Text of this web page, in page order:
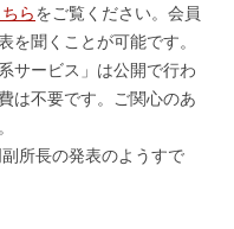
らをご覧ください。会員
を聞くことが可能です。
サービス」は公開で行わ
は不要です。ご関心のあ
所長の発表のようすで